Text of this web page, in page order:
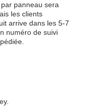
panneau sera
les clients
arrive dans les 5-7
numéro de suivi